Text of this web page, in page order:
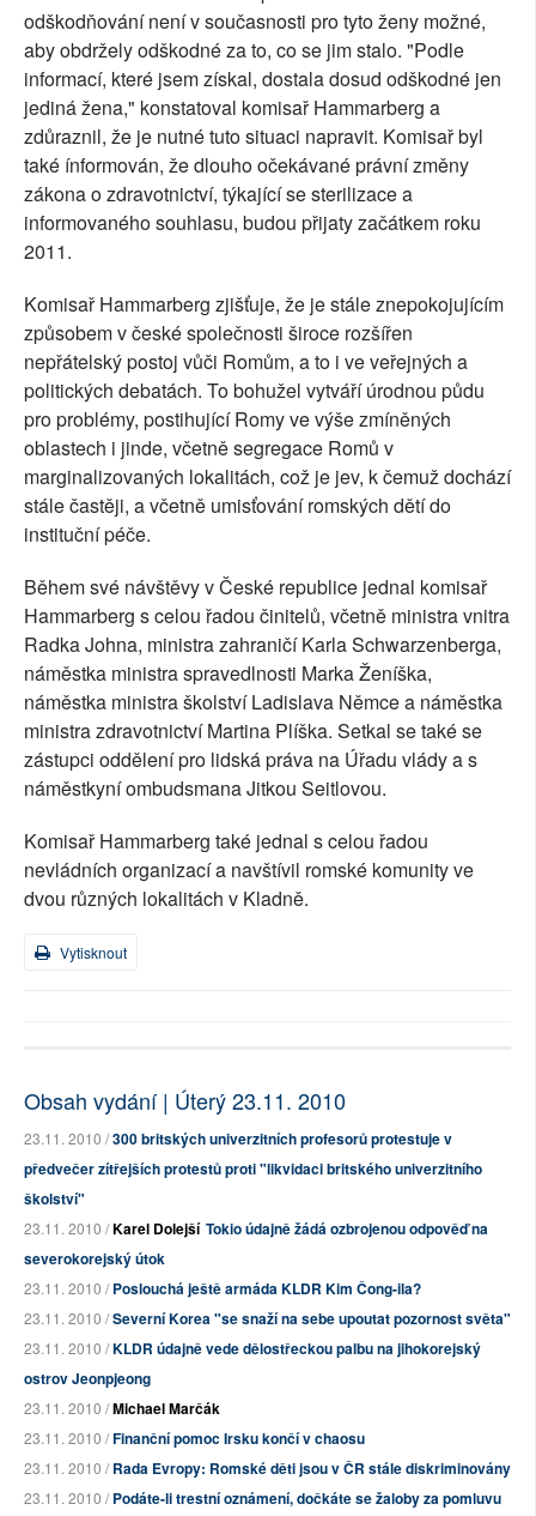
odškodňování není v současnosti pro tyto ženy možné,
aby obdržely odškodné za to, co se jim stalo. "Podle
informací, které jsem získal, dostala dosud odškodné jen
jediná žena," konstatoval komisař Hammarberg a
zdůraznil, že je nutné tuto situaci napravit. Komisař byl
také ínformován, že dlouho očekávané právní změny
zákona o zdravotnictví, týkající se sterilizace a
informovaného souhlasu, budou přijaty začátkem roku
2011.
Komisař Hammarberg zjišťuje, že je stále znepokojujícím
způsobem v české společnosti široce rozšířen
nepřátelský postoj vůči Romům, a to i ve veřejných a
politických debatách. To bohužel vytváří úrodnou půdu
pro problémy, postihující Romy ve výše zmíněných
oblastech i jinde, včetně segregace Romů v
marginalizovaných lokalitách, což je jev, k čemuž dochází
stále častěji, a včetně umisťování romských dětí do
instituční péče.
Během své návštěvy v České republice jednal komisař
Hammarberg s celou řadou činitelů, včetně ministra vnitra
Radka Johna, ministra zahraničí Karla Schwarzenberga,
náměstka ministra spravedlnosti Marka Ženíška,
náměstka ministra školství Ladislava Němce a náměstka
ministra zdravotnictví Martina Plíška. Setkal se také se
zástupci oddělení pro lidská práva na Úřadu vlády a s
náměstkyní ombudsmana Jitkou Seitlovou.
Komisař Hammarberg také jednal s celou řadou
nevládních organizací a navštívil romské komunity ve
dvou různých lokalitách v Kladně.
Vytisknout
Obsah vydání | Úterý 23.11. 2010
23.11. 2010 /300 britských univerzitních profesorů protestuje v
předvečer zítřejších protestů proti "likvidaci britského univerzitního
školství"
23.11. 2010 /Karel Dolejší Tokio údajně žádá ozbrojenou odpověď na
severokorejský útok
23.11. 2010 /Poslouchá ještě armáda KLDR Kim Čong-ila?
23.11. 2010 /Severní Korea "se snaží na sebe upoutat pozornost světa"
23.11. 2010 /KLDR údajně vede dělostřeckou palbu na jihokorejský
ostrov Jeonpjeong
23.11. 2010 /Michael Marčák
23.11. 2010 /Finanční pomoc Irsku končí v chaosu
23.11. 2010 /Rada Evropy: Romské děti jsou v ČR stále diskriminovány
23.11. 2010 /Podáte-li trestní oznámení, dočkáte se žaloby za pomluvu